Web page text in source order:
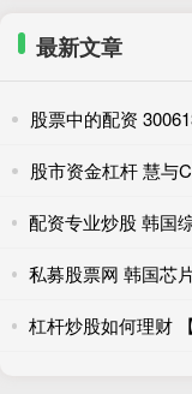
最新文章
股票中的配资